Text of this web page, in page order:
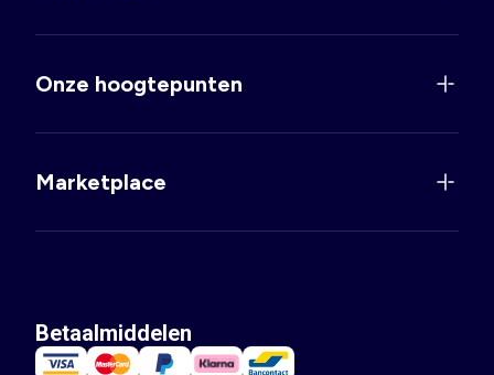
Onze hoogtepunten
Marketplace
Betaalmiddelen